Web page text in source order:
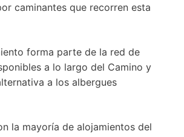
caminantes que recorren esta
forma parte de la red de
a lo largo del Camino y
a los albergues
la mayoría de alojamientos del